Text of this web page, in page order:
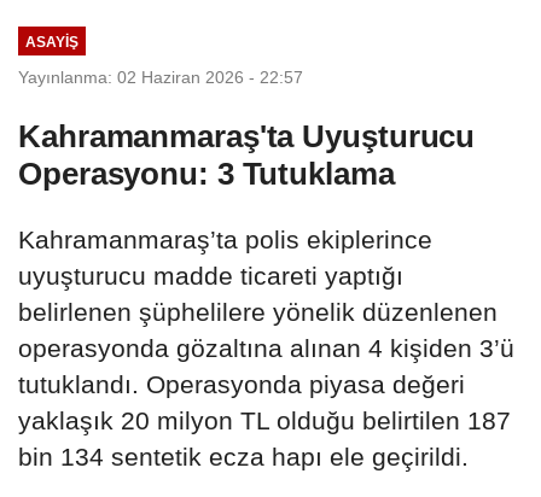
ASAYİŞ
Yayınlanma: 02 Haziran 2026 - 22:57
Kahramanmaraş'ta Uyuşturucu
Operasyonu: 3 Tutuklama
Kahramanmaraş’ta polis ekiplerince
uyuşturucu madde ticareti yaptığı
belirlenen şüphelilere yönelik düzenlenen
operasyonda gözaltına alınan 4 kişiden 3’ü
tutuklandı. Operasyonda piyasa değeri
yaklaşık 20 milyon TL olduğu belirtilen 187
bin 134 sentetik ecza hapı ele geçirildi.